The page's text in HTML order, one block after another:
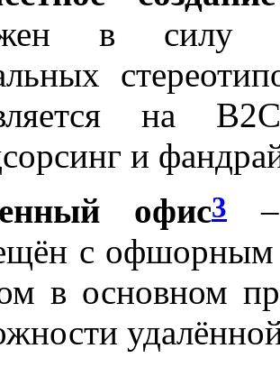
в силу
на
и
офис3
–
с офшорным
в основном